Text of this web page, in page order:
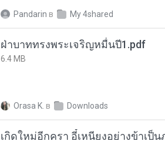
Pandarin в My 4shared
ฝ่าบาททรงพระเจริญหมื่นปี1.pdf
6.4 MB
Orasa K. в Downloads